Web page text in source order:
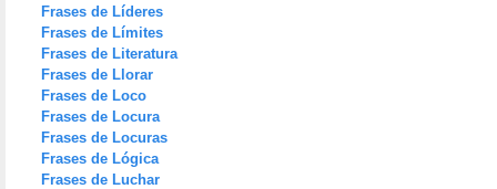
Frases de Líderes
Frases de Límites
Frases de Literatura
Frases de Llorar
Frases de Loco
Frases de Locura
Frases de Locuras
Frases de Lógica
Frases de Luchar